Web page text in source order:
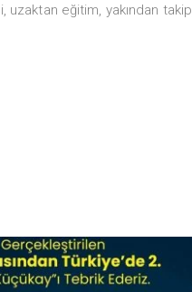
, uzaktan eğitim, yakından takip